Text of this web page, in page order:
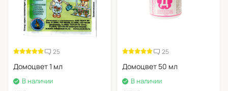
Приготовление баковой смеси Эпин-Экстра и
Цитовита
25
Домоцвет 1 мл
В наличии
25
Домоцвет 50 мл
В наличии